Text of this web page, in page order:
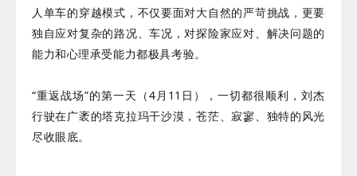
人单车的穿越模式，不仅要面对大自然的严苛挑战， 更要
独自应对复杂的路况、车况，对探险家应对、解决问题的
能力和心理承受能力都极具考验。
“重返战场”的第一天（4月11日），一切都很顺利，刘杰
行驶在广袤的塔克拉玛干沙漠，苍茫、寂寥、独特的风光
尽收眼底。